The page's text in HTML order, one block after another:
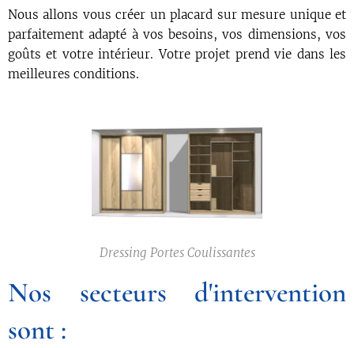
Nous allons vous créer un placard sur mesure unique et
parfaitement adapté à vos besoins, vos dimensions, vos
goûts et votre intérieur. Votre projet prend vie dans les
meilleures conditions.
Dressing Portes Coulissantes
Nos secteurs d'intervention
sont :